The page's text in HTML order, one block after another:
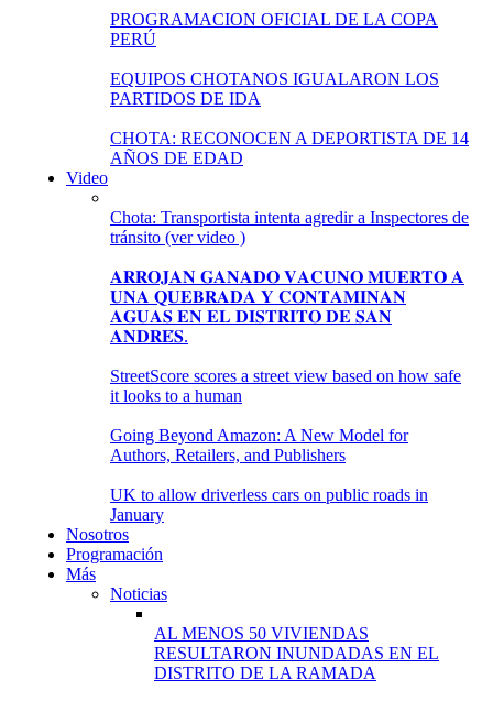
PROGRAMACION OFICIAL DE LA COPA
PERÚ
EQUIPOS CHOTANOS IGUALARON LOS
PARTIDOS DE IDA
CHOTA: RECONOCEN A DEPORTISTA DE 14
AÑOS DE EDAD
Video
Chota: Transportista intenta agredir a Inspectores de
tránsito (ver video )
𝐀𝐑𝐑𝐎𝐉𝐀𝐍 𝐆𝐀𝐍𝐀𝐃𝐎 𝐕𝐀𝐂𝐔𝐍𝐎 𝐌𝐔𝐄𝐑𝐓𝐎 𝐀
𝐔𝐍𝐀 𝐐𝐔𝐄𝐁𝐑𝐀𝐃𝐀 𝐘 𝐂𝐎𝐍𝐓𝐀𝐌𝐈𝐍𝐀𝐍
𝐀𝐆𝐔𝐀𝐒 𝐄𝐍 𝐄𝐋 𝐃𝐈𝐒𝐓𝐑𝐈𝐓𝐎 𝐃𝐄 𝐒𝐀𝐍
𝐀𝐍𝐃𝐑𝐄́𝐒.
StreetScore scores a street view based on how safe
it looks to a human
Going Beyond Amazon: A New Model for
Authors, Retailers, and Publishers
UK to allow driverless cars on public roads in
January
Nosotros
Programación
Más
Noticias
AL MENOS 50 VIVIENDAS
RESULTARON INUNDADAS EN EL
DISTRITO DE LA RAMADA